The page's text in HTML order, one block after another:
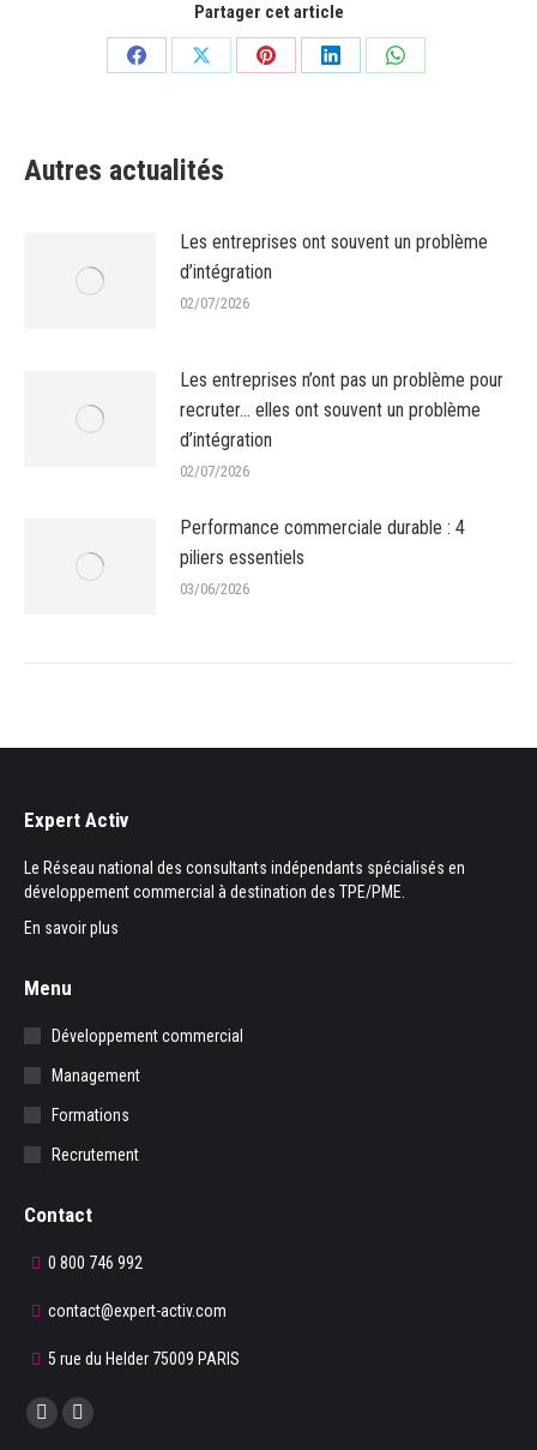
Partager cet article
PartagerPartagerPartagerPartagerPartager
Autres actualités
Les entreprises ont souvent un problème
d’intégration
02/07/2026
Les entreprises n’ont pas un problème pour
recruter… elles ont souvent un problème
d’intégration
02/07/2026
Performance commerciale durable : 4
piliers essentiels
03/06/2026
Expert Activ
Le Réseau national des consultants indépendants spécialisés en
développement commercial à destination des TPE/PME.
En savoir plus
Menu
Développement commercial
Management
Formations
Recrutement
Contact
0 800 746 992
contact@expert-activ.com
5 rue du Helder 75009 PARIS
Trouvez nous sur :
La
La